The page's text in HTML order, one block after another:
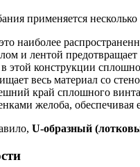
применяется
это наиболее
и лентой
в этой конструкции
весь материал со
край сплошного
желоба, обеспечивая
U-образный